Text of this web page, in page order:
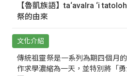
【魯凱族語】ta‘avalra ‘i
祭的由來
文化介紹
傳統祖靈祭是一系列為期四個月
作求學濃縮為一天，並特別將「勇